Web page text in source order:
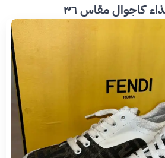
كاجوال مقاس ٣٦